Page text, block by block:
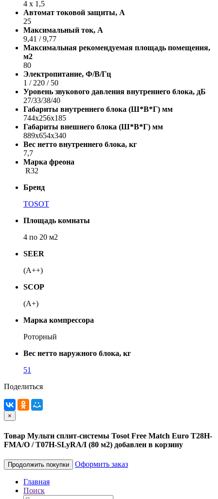
4 х 1,5
Автомат токовой защиты, A
25
Максимальный ток, А
9,41 / 9,77
Максимальная рекомендуемая площадь помещения,
м2
80
Электропитание, Ф/В/Гц
1 / 220 / 50
Уровень звукового давления внутреннего блока, дБ
27/33/38/40
Габариты внутреннего блока (Ш*В*Г) мм
744x256x185
Габариты внешнего блока (Ш*В*Г) мм
889x654x340
Вес нетто внутреннего блока, кг
7,7
Марка фреона
R32
Бренд
TOSOT
Площадь комнаты
4 по 20 м2
SEER
(A++)
SCOP
(А+)
Марка компрессора
Роторный
Вес нетто наружного блока, кг
51
Поделиться
×
Товар Мульти сплит-системы Tosot Free Match Euro T28H-
FMA/O / T07H-SLyRA/I (80 м2) добавлен в корзину
Продолжить покупки Оформить заказ
Главная
Поиск